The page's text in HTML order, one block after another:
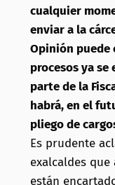
cualquier
enviar a la
Opinión puede
procesos ya
parte de la
habrá, en el
pliego de
Es prudente
exalcaldes
están